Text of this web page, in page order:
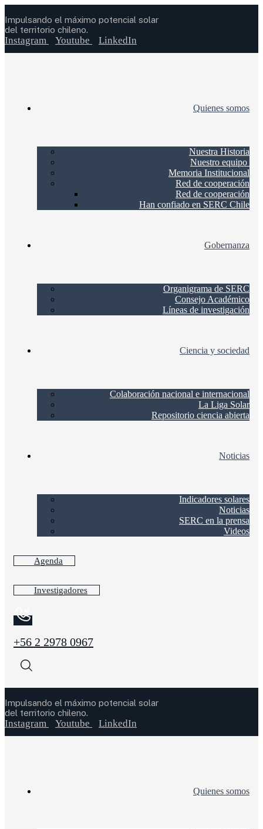
Impulsando el máximo potencial solar
del territorio chileno.
Instagram Youtube LinkedIn
Quienes somos
Nuestra Historia
Nuestro equipo
Memoria Institucional
Red de cooperación
Red de cooperación
Han confiado en SERC Chile
Gobernanza
Organigrama de SERC
Consejo Académico
Líneas de investigación
Ciencia y sociedad
Colaboración nacional e internacional
La Liga Solar
Repositorio ciencia abierta
Noticias
Indicadores solares
Noticias
SERC en la prensa
Videos
Agenda
Investigadores
+56 2 2978 0967
Impulsando el máximo potencial solar
del territorio chileno.
Instagram Youtube LinkedIn
Quienes somos